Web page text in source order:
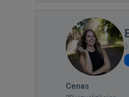
Cenas